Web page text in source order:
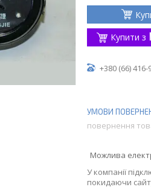
Купити з
+380 (66) 416-
повернення
У компанії
покидаючи